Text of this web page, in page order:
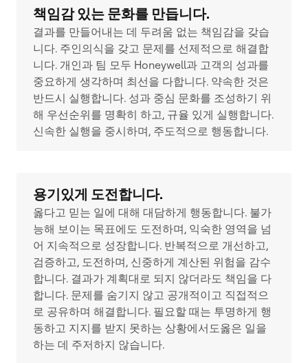
책임감 있는 문화를 만듭니다.
결과를 만들어내는 데 두려움 없는 책임감을 갖습
니다. 주인의식을 갖고 문제를 선제적으로 해결합
니다. 개인과 팀 모두 Honeywell과 고객의 성과를
중요하게 생각하며 최선을 다합니다. 약속한 것은
반드시 실행합니다. 성과 중심 문화를 조성하기 위
해 우선순위를 명확히 하고, 규율 있게 실행합니다.
신속한 실행을 중시하며, 주도적으로 행동합니다.
용기있게 도전합니다.
옳다고 믿는 일에 대해 대담하게 행동합니다. 불가
능해 보이는 목표에도 도전하며, 익숙한 영역을 넘
어 지속적으로 성장합니다. 반복적으로 개선하고,
검증하고, 도전하며, 신중하게 계산된 위험을 감수
합니다. 결과가 계획대로 되지 않더라도 책임을 다
합니다. 문제를 숨기지 않고 공개적이고 직접적으
로 공유하며 해결합니다. 필요할 때는 투명하게 행
동하고 지지를 받지 못하는 상황에서도옳은 일을
하는 데 주저하지 않습니다.